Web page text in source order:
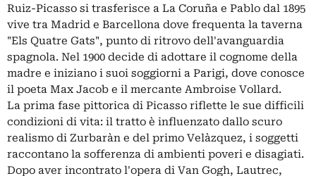
Ruiz-Picasso si trasferisce a La Coruña e Pablo dal 1895
vive tra Madrid e Barcellona dove frequenta la taverna
"Els Quatre Gats", punto di ritrovo dell'avanguardia
spagnola. Nel 1900 decide di adottare il cognome della
madre e iniziano i suoi soggiorni a Parigi, dove conosce
il poeta Max Jacob e il mercante Ambroise Vollard.
La prima fase pittorica di Picasso riflette le sue difficili
condizioni di vita: il tratto è influenzato dallo scuro
realismo di Zurbaràn e del primo Velàzquez, i soggetti
raccontano la sofferenza di ambienti poveri e disagiati.
Dopo aver incontrato l'opera di Van Gogh, Lautrec,